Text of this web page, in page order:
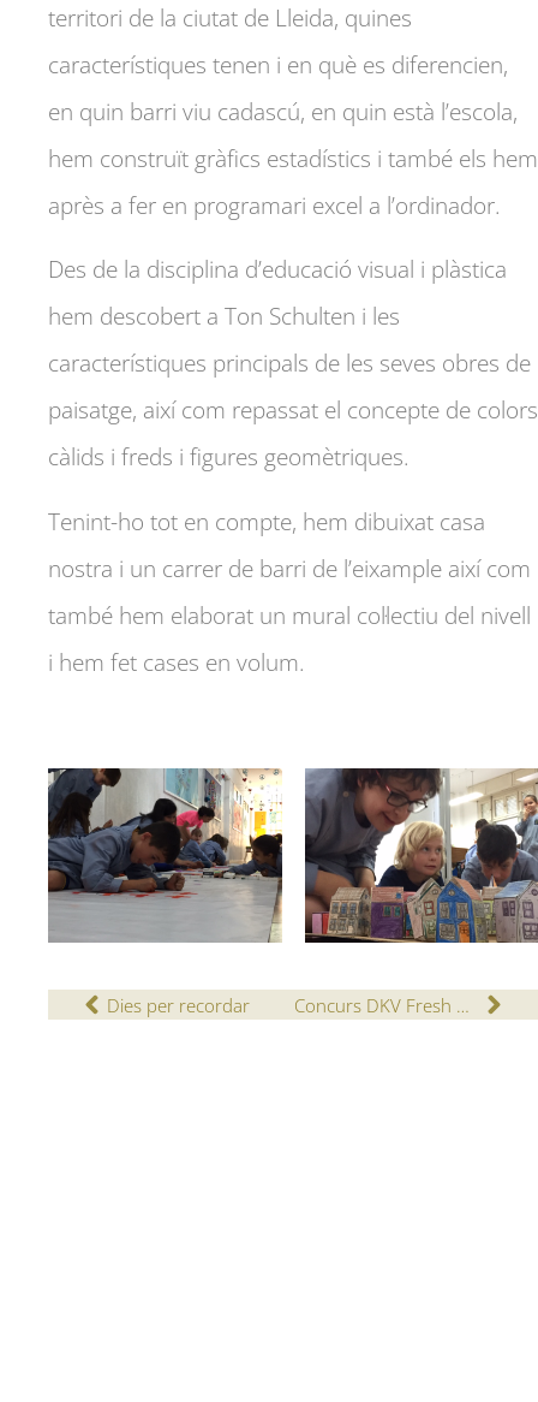
territori de la ciutat de Lleida, quines
característiques tenen i en què es diferencien,
en quin barri viu cadascú, en quin està l’escola,
hem construït gràfics estadístics i també els hem
après a fer en programari excel a l’ordinador.
Des de la disciplina d’educació visual i plàstica
hem descobert a Ton Schulten i les
característiques principals de les seves obres de
paisatge, així com repassat el concepte de colors
càlids i freds i figures geomètriques.
Tenint-ho tot en compte, hem dibuixat casa
nostra i un carrer de barri de l’eixample així com
també hem elaborat un mural col·lectiu del nivell
i hem fet cases en volum.
Dies per recordar Concurs DKV Fresh Art